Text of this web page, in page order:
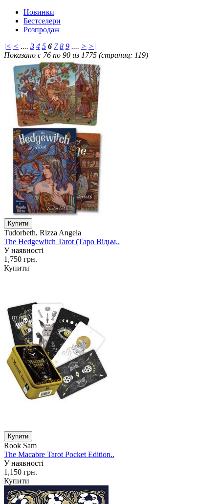
Новинки
Бестселери
Розпродаж
|< < .... 3 4 5 6 7 8 9 .... > >|
Показано с 76 по 90 из 1775 (страниц: 119)
Tudorbeth, Rizza Angela
The Hedgewitch Tarot (Таро Відьм..
У наявності
1,750 грн.
Купити
Rook Sam
The Macabre Tarot Pocket Edition..
У наявності
1,150 грн.
Купити